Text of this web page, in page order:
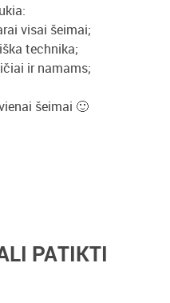
visai šeimai;
technika;
ir namams;
šeimai 🙂
nieko nekainuoja 🙂
PATIKTI